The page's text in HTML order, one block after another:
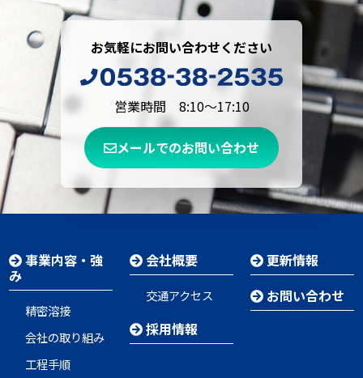
お気軽にお問い合わせください
営業時間 8:10～17:10
メールでのお問い合わせ
事業内容・強
み
精密溶接
会社の取り組み
工程手順
会社概要
交通アクセス
採用情報
更新情報
お問い合わせ